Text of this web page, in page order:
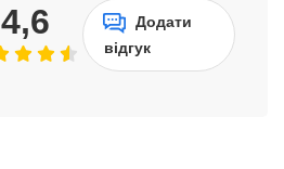
4,6
Додати
відгук